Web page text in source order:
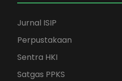
Jurnal ISIP
Perpustakaan
Sentra HKI
Satgas PPKS